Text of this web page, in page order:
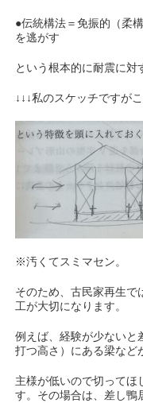
●伝統構法＝免振的（柔
を逃がす
という根本的に耐震に対
↓↓↓私のスケッチですが
※汚くてスミマセン。
そのため、古民家再生で
工が大切になります。
例えば、経験が少ないと
打つ高さ）にある梁など
主様が低いので切ってほ
す。その場合は、差し鴨